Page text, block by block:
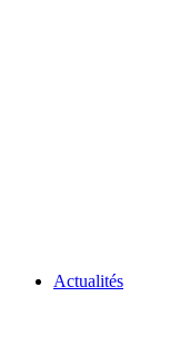
Actualités